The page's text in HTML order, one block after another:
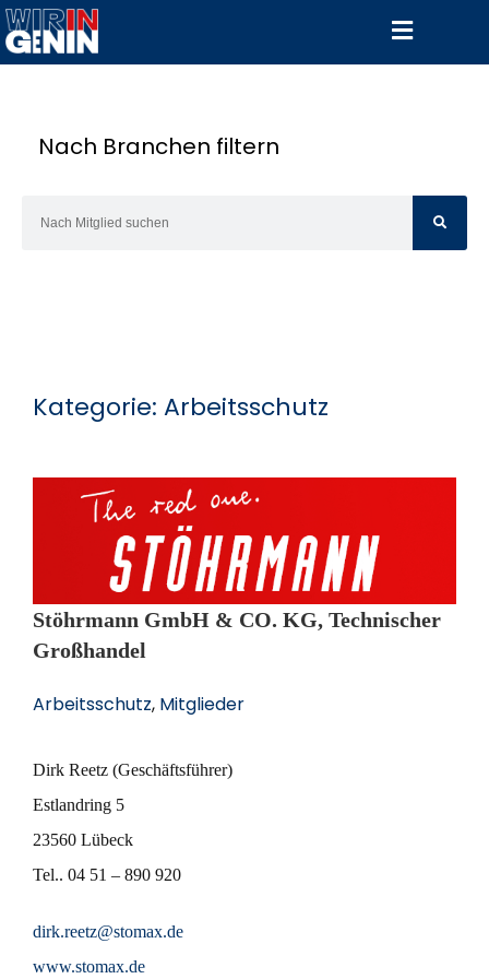
Nach Branchen filtern
Kategorie: Arbeitsschutz
Stöhrmann GmbH & CO. KG, Technischer
Großhandel
Arbeitsschutz, Mitglieder
Dirk Reetz (Geschäftsführer)
Estlandring 5
23560 Lübeck
Tel.. 04 51 – 890 920
dirk.reetz@stomax.de
www.stomax.de